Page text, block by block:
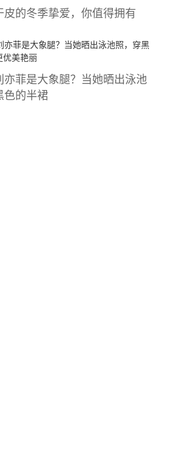
皮的冬季挚爱，你值得拥有
亦菲是大象腿？当她晒出泳池
色的半裙